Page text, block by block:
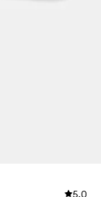
5.0